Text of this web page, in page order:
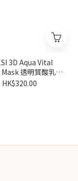
3D Aqua Vital
透明質酸乳酪
面膜 20ml x 10
HK$320.00